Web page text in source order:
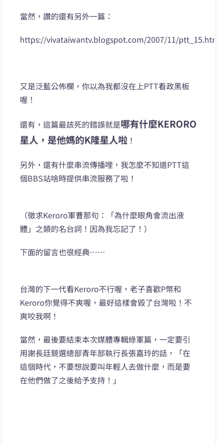
當然，讚的還有另外一篇：
https://vivataiwantv.blogspot.com/2007/11/
又是泛藍公佈欄，你以為我都沒在上PTT看政黑板
喔！
還有，這篇最該死的錯誤就是哪有什麼KERORO
星人，是他媽的K隆星人啦 ！
另外，還有什麼串流傳播哩，我怎麼不知道PTT這
個BBS站啥時提供串流服務了啦！
（徵求Keroro軍曹那句：「為什麼眼角會流出液
體」之類的名台詞！因為我忘記了！）
下面的留言也很經典……
台灣的下一代看Keroro不行喔，老子喜歡P幣和
Keroro你覺得不爽喔，最好這樣會毀了台灣啦！不
爽咬我啊！
當然，最後要結束本次媒體專輯綠軍篇，一定要引
用謝長廷競選總部青年部執行長張嘉玲的話，「在
這個時代，不要想說要叫年輕人去做什麼，而是要
在他們做了之後給予支持！」